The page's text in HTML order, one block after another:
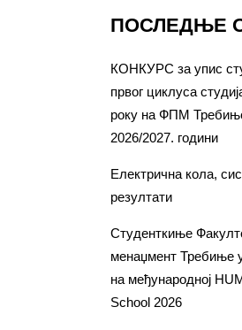
ПОСЛЕДЊЕ
КОНКУРС за упис
првог циклуса
року на ФПМ
2026/2027. години
Електрична кола,
резултати
Студенткиње
менаџмент Требиње
на међународној
School 2026